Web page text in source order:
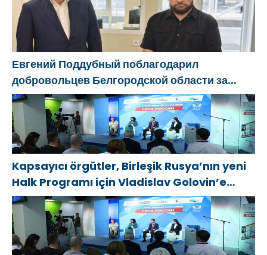
bölgesindeki gönüllülere teşekkür etti
Евгений Поддубный поблагодарил
добровольцев Белгородской области за
мужество в спасении пострадавших от
обстрелов
Kapsayıcı örgütler, Birleşik Rusya’nın yeni
Halk Programı için Vladislav Golovin’e
teklifler sundu